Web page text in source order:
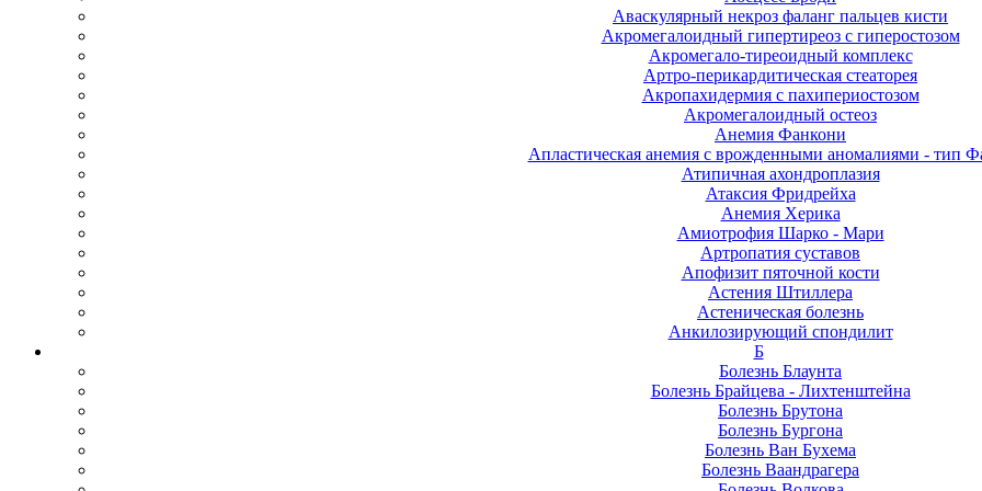
Аваскулярный некроз фаланг пальцев кисти
Акромегалоидный гипертиреоз с гиперостозом
Акромегало-тиреоидный комплекс
Артро-перикардитическая стеаторея
Акропахидермия с пахипериостозом
Акромегалоидный остеоз
Анемия Фанкони
Апластическая анемия с врожденными аномалиями - тип
Атипичная ахондроплазия
Атаксия Фридрейха
Анемия Херика
Амиотрофия Шарко - Мари
Артропатия суставов
Апофизит пяточной кости
Астения Штиллера
Астеническая болезнь
Анкилозирующий спондилит
Б
Болезнь Блаунта
Болезнь Брайцева - Лихтенштейна
Болезнь Брутона
Болезнь Бургона
Болезнь Ван Бухема
Болезнь Ваандрагера